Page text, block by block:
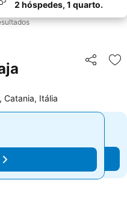
2 hóspedes, 1 quarto.
Partilhar
Catania, Itália